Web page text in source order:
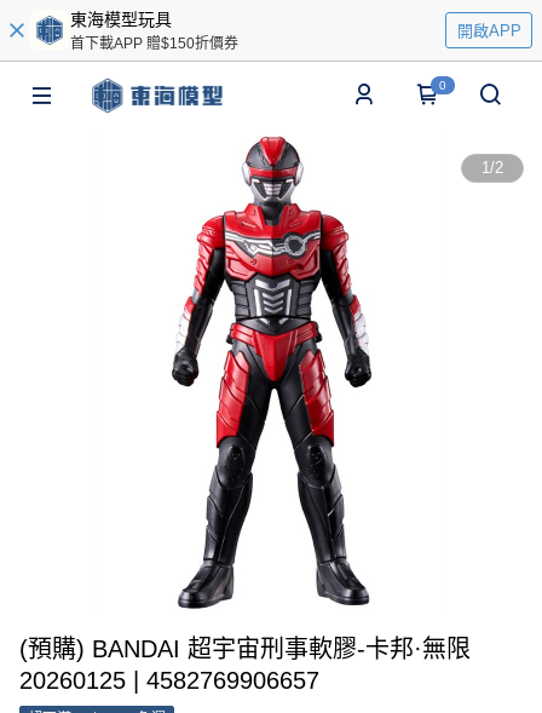
東海模型玩具
首下載APP 贈$150折價券
開啟APP
0
1/2
(預購) BANDAI 超宇宙刑事軟膠-卡邦·無限
20260125 | 4582769906657